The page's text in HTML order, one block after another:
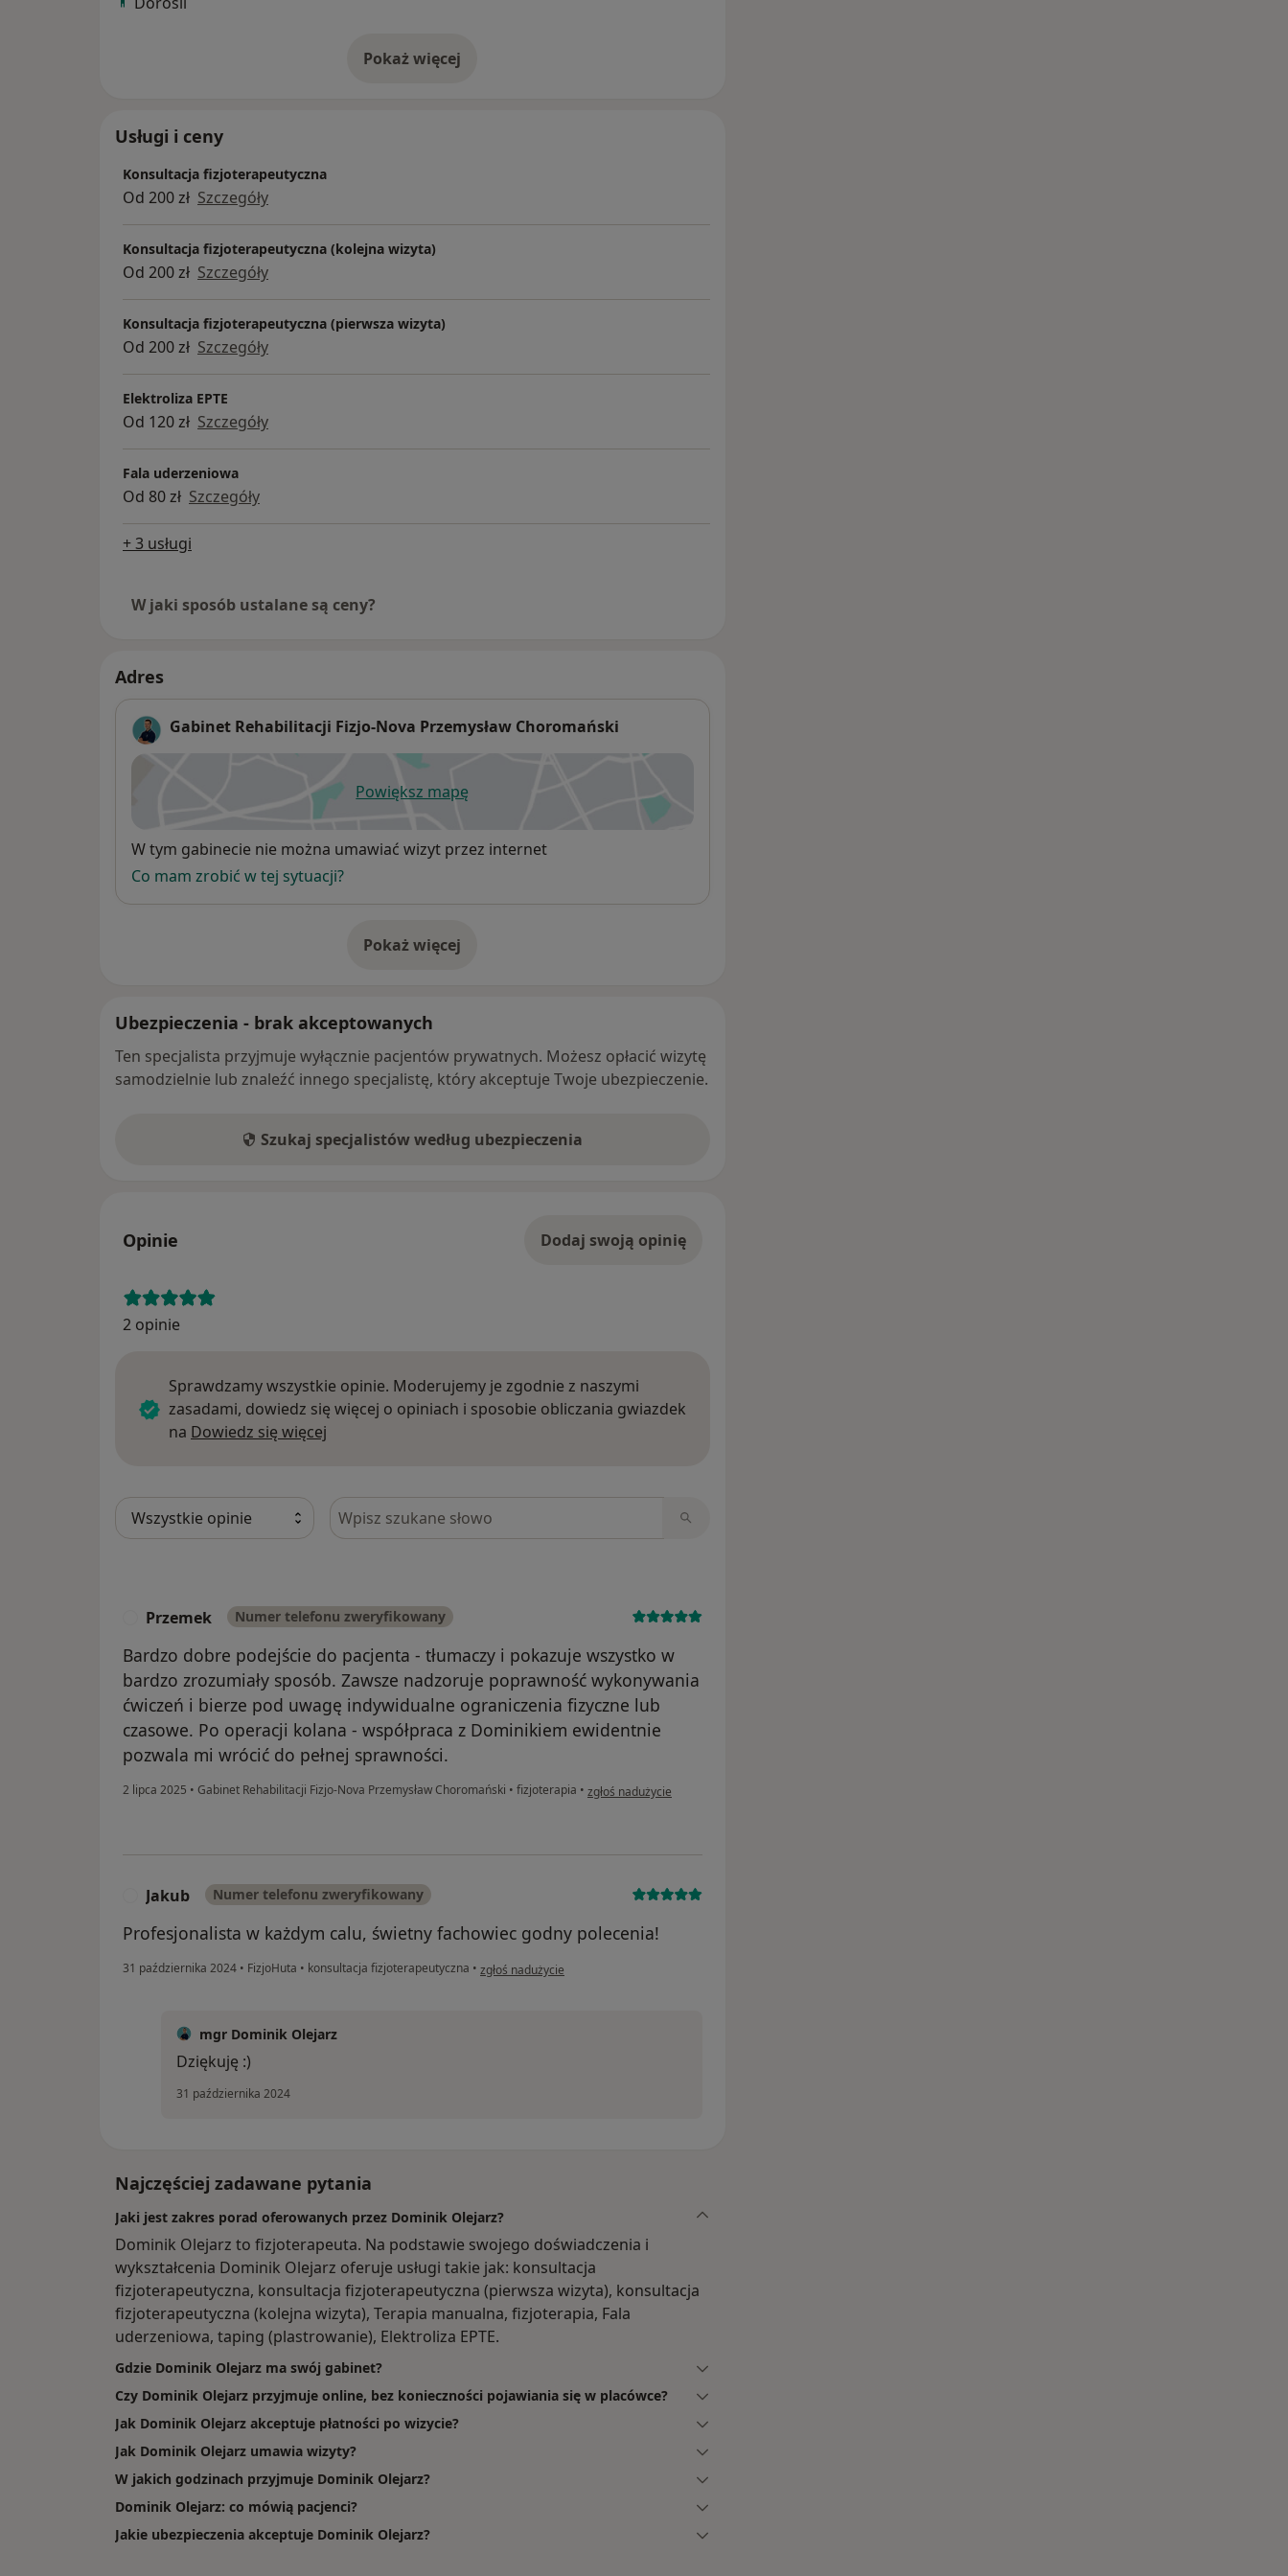
Pokaż więcejo doświadczeniu
Usługi i ceny
Konsultacja fizjoterapeutyczna
Od 200 zł Szczegóły
Konsultacja fizjoterapeutyczna (kolejna wizyta)
Od 200 zł Szczegóły
Konsultacja fizjoterapeutyczna (pierwsza wizyta)
Od 200 zł Szczegóły
Elektroliza EPTE
Od 120 zł Szczegóły
Fala uderzeniowa
Od 80 zł Szczegóły
+ 3 usługi
W jaki sposób ustalane są ceny?
Adres
Gabinet Rehabilitacji Fizjo-Nova Przemysław Choromański
Powiększ mapęotwiera się w nowej karcie
Dostępność
W tym gabinecie nie można umawiać wizyt przez internet
Co mam zrobić w tej sytuacji?
Pokaż więcej
o adresie
Ubezpieczenia - brak akceptowanych
Ten specjalista przyjmuje wyłącznie pacjentów prywatnych. Możesz opłacić wizytę
samodzielnie lub znaleźć innego specjalistę, który akceptuje Twoje ubezpieczenie.
Szukaj specjalistów według ubezpieczenia
Opinie Dodaj swoją opinię
2 opinie
Sprawdzamy wszystkie opinie. Moderujemy je zgodnie z naszymi
zasadami, dowiedz się więcej o opiniach i sposobie obliczania gwiazdek
na Dowiedz się więcej
Szukaj w opiniach
Przemek Numer telefonu zweryfikowany
Bardzo dobre podejście do pacjenta - tłumaczy i pokazuje wszystko w
bardzo zrozumiały sposób. Zawsze nadzoruje poprawność wykonywania
ćwiczeń i bierze pod uwagę indywidualne ograniczenia fizyczne lub
czasowe. Po operacji kolana - współpraca z Dominikiem ewidentnie
pozwala mi wrócić do pełnej sprawności.
2 lipca 2025 • Gabinet Rehabilitacji Fizjo-Nova Przemysław Choromański • fizjoterapia • w opinii użytkownika Przemek
zgłoś nadużycie
Jakub Numer telefonu zweryfikowany
Profesjonalista w każdym calu, świetny fachowiec godny polecenia!
31 października 2024 • FizjoHuta • konsultacja fizjoterapeutyczna • w opinii użytkownika Jakub
zgłoś nadużycie
mgr Dominik Olejarz
Dziękuję :)
31 października 2024
Najczęściej zadawane pytania
Jaki jest zakres porad oferowanych przez Dominik Olejarz?
Dominik Olejarz to fizjoterapeuta. Na podstawie swojego doświadczenia i
wykształcenia Dominik Olejarz oferuje usługi takie jak: konsultacja
fizjoterapeutyczna, konsultacja fizjoterapeutyczna (pierwsza wizyta), konsultacja
fizjoterapeutyczna (kolejna wizyta), Terapia manualna, fizjoterapia, Fala
uderzeniowa, taping (plastrowanie), Elektroliza EPTE.
Gdzie Dominik Olejarz ma swój gabinet?
Czy Dominik Olejarz przyjmuje online, bez konieczności pojawiania się w placówce?
Jak Dominik Olejarz akceptuje płatności po wizycie?
Jak Dominik Olejarz umawia wizyty?
W jakich godzinach przyjmuje Dominik Olejarz?
Dominik Olejarz: co mówią pacjenci?
Jakie ubezpieczenia akceptuje Dominik Olejarz?